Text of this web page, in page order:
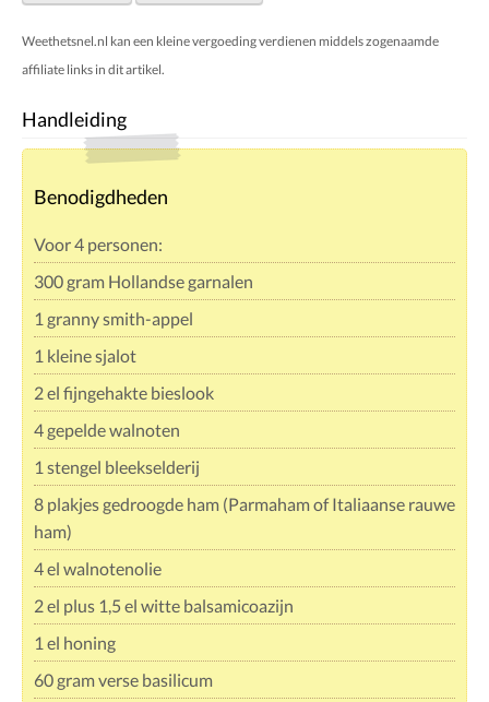
Weethetsnel.nl kan een kleine vergoeding verdienen middels zogenaamde
affiliate links in dit artikel.
Handleiding
Benodigdheden
Voor 4 personen:
300 gram Hollandse garnalen
1 granny smith-appel
1 kleine sjalot
2 el fijngehakte bieslook
4 gepelde walnoten
1 stengel bleekselderij
8 plakjes gedroogde ham (Parmaham of Italiaanse rauwe
ham)
4 el walnotenolie
2 el plus 1,5 el witte balsamicoazijn
1 el honing
60 gram verse basilicum